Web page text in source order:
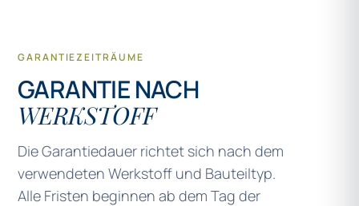
GARANTIEZEITRÄUME
GARANTIE NACH
WERKSTOFF
Die Garantiedauer richtet sich nach dem
verwendeten Werkstoff und Bauteiltyp.
Alle Fristen beginnen ab dem Tag der